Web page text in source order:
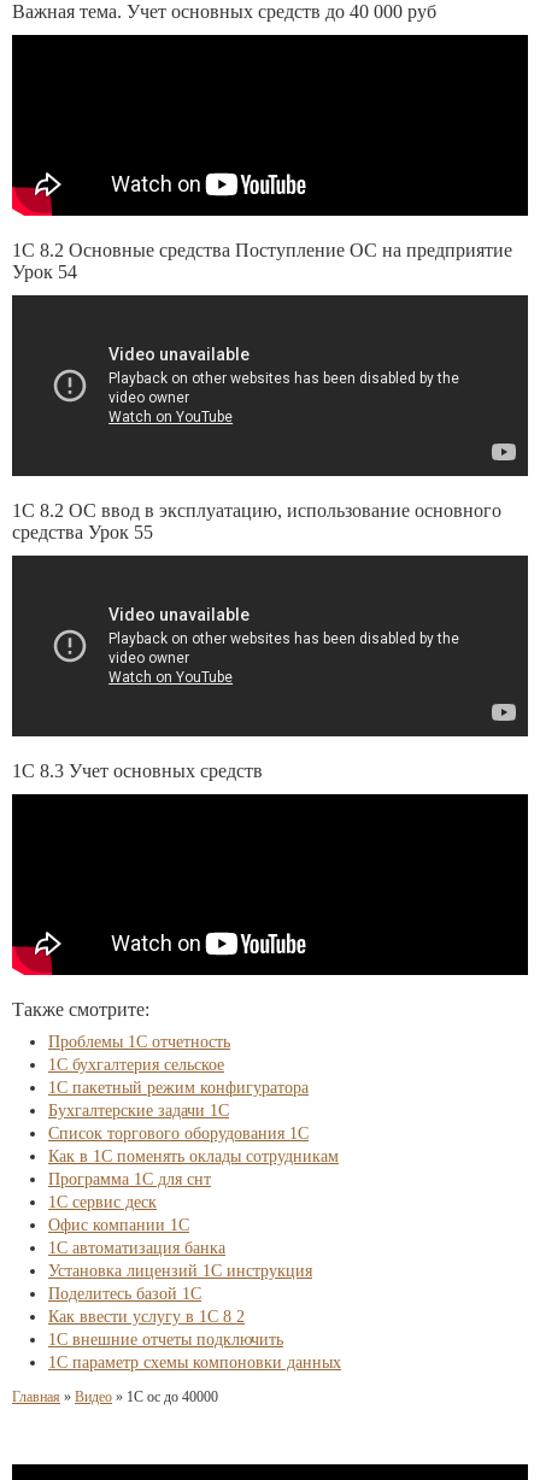
Важная тема. Учет основных средств до 40 000 руб
1С 8.2 Основные средства Поступление ОС на предприятие
Урок 54
1С 8.2 ОС ввод в эксплуатацию, использование основного
средства Урок 55
1С 8.3 Учет основных средств
Также смотрите:
Проблемы 1С отчетность
1С бухгалтерия сельское
1С пакетный режим конфигуратора
Бухгалтерские задачи 1С
Список торгового оборудования 1С
Как в 1С поменять оклады сотрудникам
Программа 1С для снт
1С сервис деск
Офис компании 1С
1С автоматизация банка
Установка лицензий 1С инструкция
Поделитесь базой 1С
Как ввести услугу в 1С 8 2
1С внешние отчеты подключить
1С параметр схемы компоновки данных
Главная » Видео » 1С ос до 40000